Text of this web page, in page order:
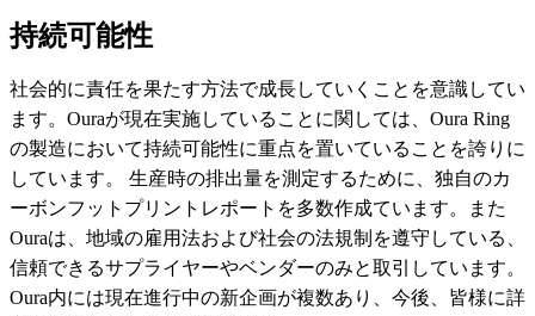
持続可能性
社会的に責任を果たす方法で成長していくことを意識してい
ます。Ouraが現在実施していることに関しては、Oura Ring
の製造において持続可能性に重点を置いていることを誇りに
しています。 生産時の排出量を測定するために、独自のカ
ーボンフットプリントレポートを多数作成ています。また
Ouraは、地域の雇用法および社会の法規制を遵守している、
信頼できるサプライヤーやベンダーのみと取引しています。
Oura内には現在進行中の新企画が複数あり、今後、皆様に詳